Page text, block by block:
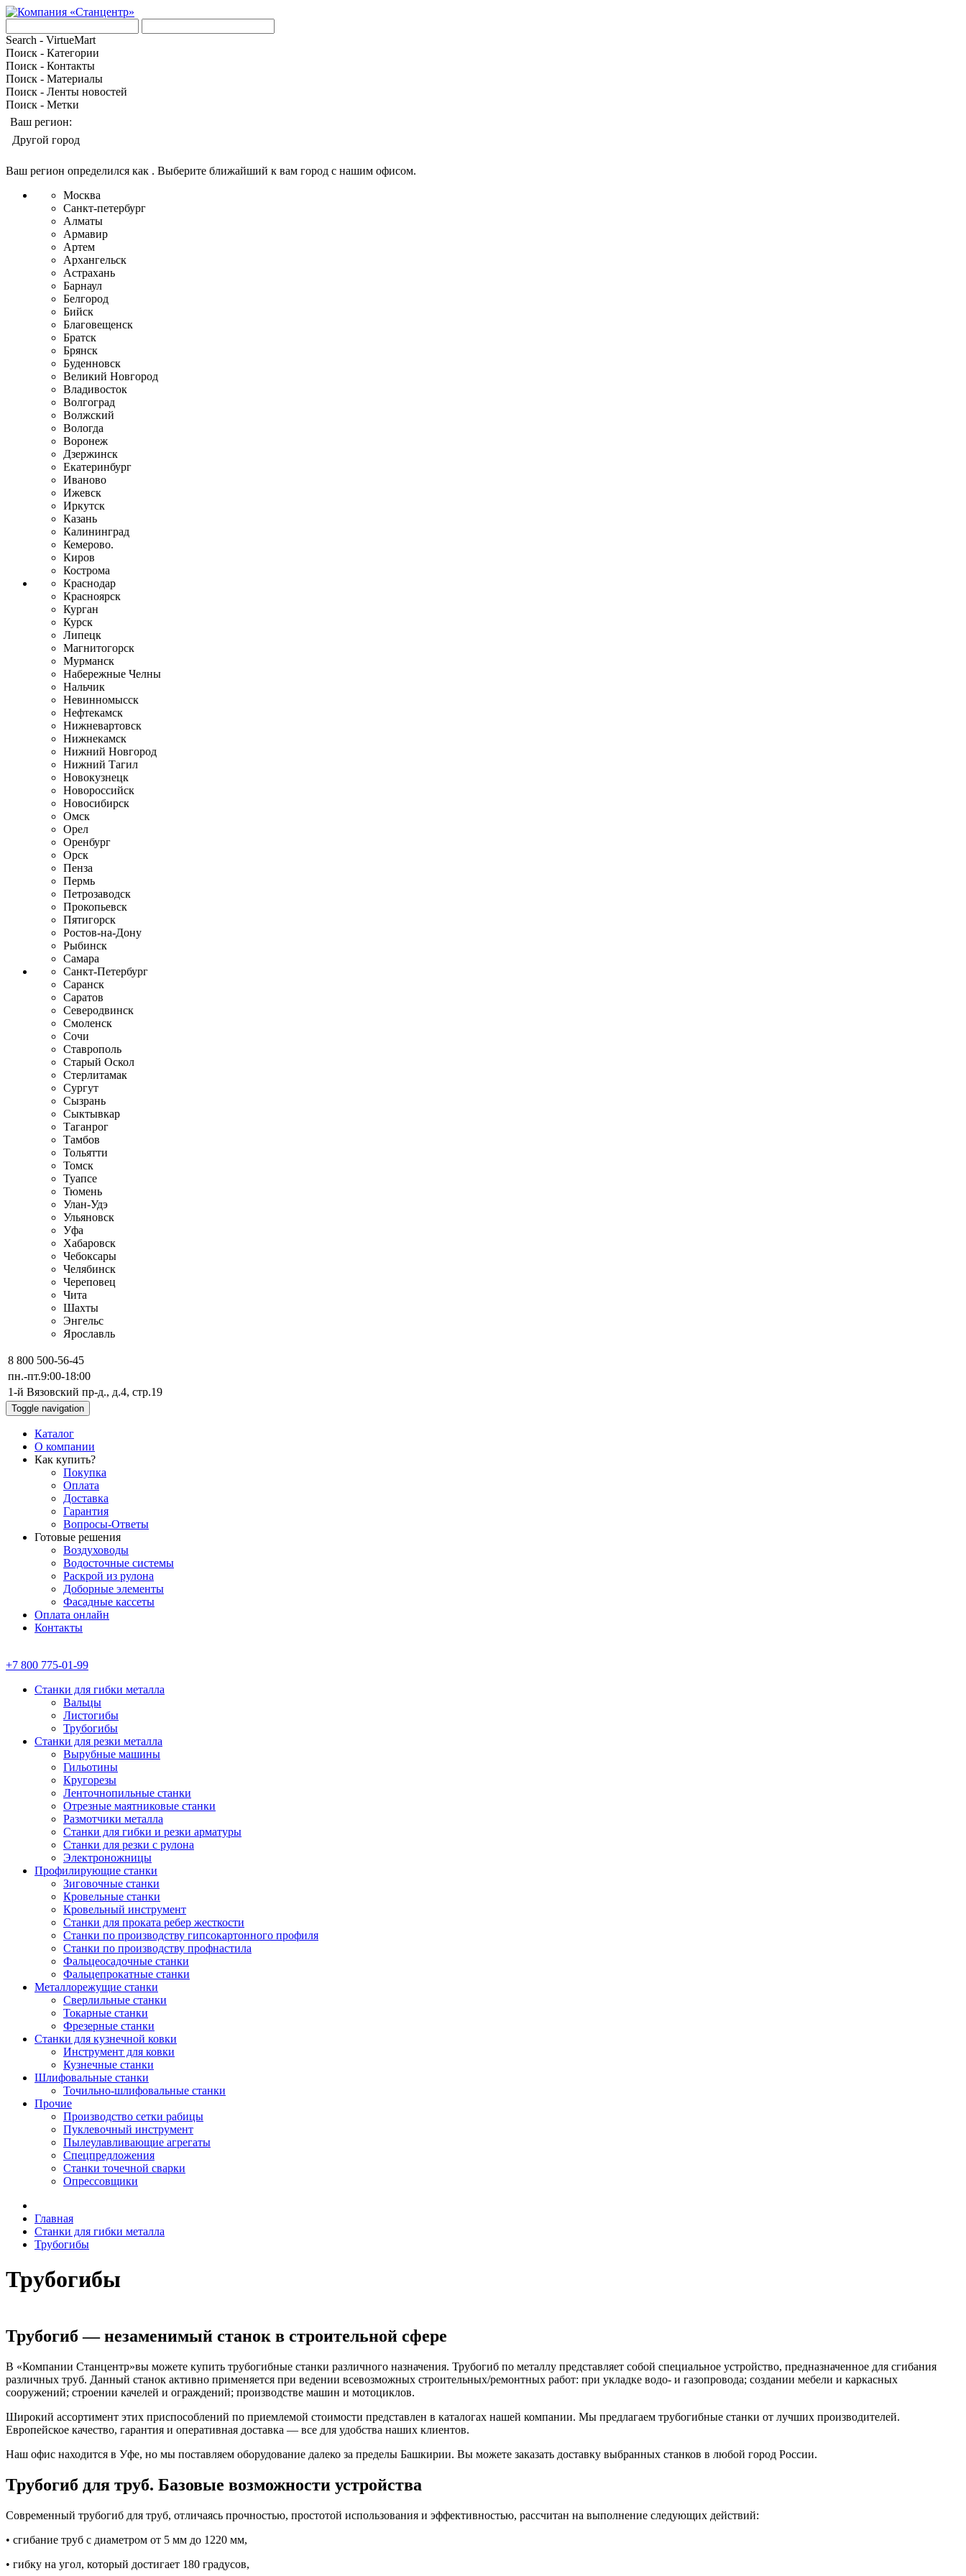
Search - VirtueMart
Поиск - Категории
Поиск - Контакты
Поиск - Материалы
Поиск - Ленты новостей
Поиск - Метки
Ваш регион:
Другой город
Ваш регион определился как . Выберите ближайший к вам город с нашим офисом.
Москва
Санкт-петербург
Алматы
Армавир
Артем
Архангельск
Астрахань
Барнаул
Белгород
Бийск
Благовещенск
Братск
Брянск
Буденновск
Великий Новгород
Владивосток
Волгоград
Волжский
Вологда
Воронеж
Дзержинск
Екатеринбург
Иваново
Ижевск
Иркутск
Казань
Калининград
Кемерово.
Киров
Кострома
Краснодар
Красноярск
Курган
Курск
Липецк
Магнитогорск
Мурманск
Набережные Челны
Нальчик
Невинномысск
Нефтекамск
Нижневартовск
Нижнекамск
Нижний Новгород
Нижний Тагил
Новокузнецк
Новороссийск
Новосибирск
Омск
Орел
Оренбург
Орск
Пенза
Пермь
Петрозаводск
Прокопьевск
Пятигорск
Ростов-на-Дону
Рыбинск
Самара
Санкт-Петербург
Саранск
Саратов
Северодвинск
Смоленск
Сочи
Ставрополь
Старый Оскол
Стерлитамак
Сургут
Сызрань
Сыктывкар
Таганрог
Тамбов
Тольятти
Томск
Туапсе
Тюмень
Улан-Удэ
Ульяновск
Уфа
Хабаровск
Чебоксары
Челябинск
Череповец
Чита
Шахты
Энгельс
Ярославль
8 800 500-56-45
пн.-пт.9:00-18:00
1-й Вязовский пр-д., д.4, стр.19
Toggle navigation
Каталог
О компании
Как купить?
Покупка
Оплата
Доставка
Гарантия
Вопросы-Ответы
Готовые решения
Воздуховоды
Водосточные системы
Раскрой из рулона
Доборные элементы
Фасадные кассеты
Оплата онлайн
Контакты
+7 800 775-01-99
Станки для гибки металла
Вальцы
Листогибы
Трубогибы
Станки для резки металла
Вырубные машины
Гильотины
Кругорезы
Ленточнопильные станки
Отрезные маятниковые станки
Размотчики металла
Станки для гибки и резки арматуры
Станки для резки с рулона
Электроножницы
Профилирующие станки
Зиговочные станки
Кровельные станки
Кровельный инструмент
Станки для проката ребер жесткости
Станки по производству гипсокартонного профиля
Станки по производству профнастила
Фальцеосадочные станки
Фальцепрокатные станки
Металлорежущие станки
Сверлильные станки
Токарные станки
Фрезерные станки
Станки для кузнечной ковки
Инструмент для ковки
Кузнечные станки
Шлифовальные станки
Точильно-шлифовальные станки
Прочие
Производство сетки рабицы
Пуклевочный инструмент
Пылеулавливающие агрегаты
Спецпредложения
Станки точечной сварки
Опрессовщики
Главная
Станки для гибки металла
Трубогибы
Трубогибы
Трубогиб — незаменимый станок в строительной сфере
В «Компании Станцентр»вы можете купить трубогибные станки различного назначения. Трубогиб по металлу представляет собой специальное устройство, предназначенное для сгибания
различных труб. Данный станок активно применяется при ведении всевозможных строительных/ремонтных работ: при укладке водо- и газопровода; создании мебели и каркасных
сооружений; строении качелей и ограждений; производстве машин и мотоциклов.
Широкий ассортимент этих приспособлений по приемлемой стоимости представлен в каталогах нашей компании. Мы предлагаем трубогибные станки от лучших производителей.
Европейское качество, гарантия и оперативная доставка — все для удобства наших клиентов.
Наш офис находится в Уфе, но мы поставляем оборудование далеко за пределы Башкирии. Вы можете заказать доставку выбранных станков в любой город России.
Трубогиб для труб. Базовые возможности устройства
Современный трубогиб для труб, отличаясь прочностью, простотой использования и эффективностью, рассчитан на выполнение следующих действий:
• сгибание труб с диаметром от 5 мм до 1220 мм,
• гибку на угол, который достигает 180 градусов,